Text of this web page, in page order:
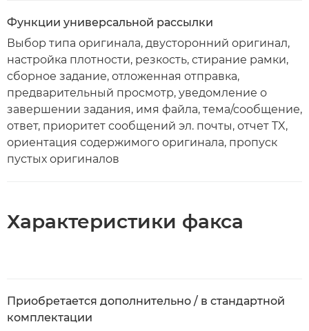
Функции универсальной рассылки
Выбор типа оригинала, двусторонний оригинал,
настройка плотности, резкость, стирание рамки,
сборное задание, отложенная отправка,
предварительный просмотр, уведомление о
завершении задания, имя файла, тема/сообщение,
ответ, приоритет сообщений эл. почты, отчет TX,
ориентация содержимого оригинала, пропуск
пустых оригиналов
Характеристики факса
Приобретается дополнительно / в стандартной
комплектации